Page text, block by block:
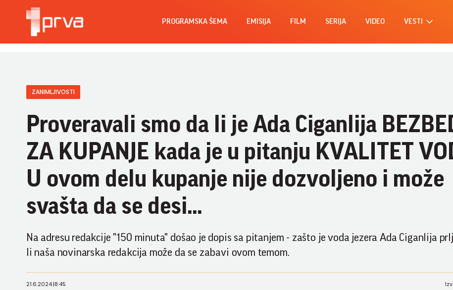
PROGRAMSKA ŠEMA EMISIJA FILM SERIJA VIDEO VESTI
ZANIMLJIVOSTI
Proveravali smo da li je Ada Ciganlija
ZA KUPANJE kada je u pitanju KVALITET
U ovom delu kupanje nije dozvoljeno i može
svašta da se desi...
Na adresu redakcije "150 minuta" došao je dopis sa pitanjem - zašto je voda jezera Ada Ciganlija
li naša novinarska redakcija može da se zabavi ovom temom.
21.6.2024.|8:45